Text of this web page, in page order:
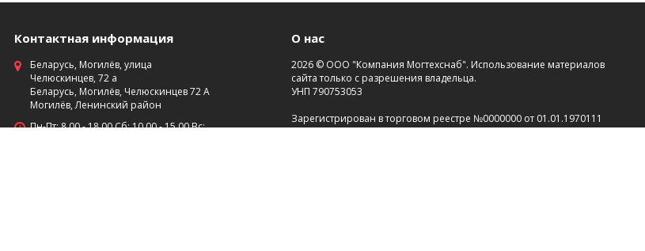
Контактная информация
Беларусь, Могилёв, улица
Челюскинцев, 72 а
Беларусь, Могилёв, Челюскинцев 72 А
Могилёв, Ленинский район
Пн-Пт: 8 00 - 18 00 Сб: 10 00 - 15 00 Вс:
О нас
2026 © ООО "Компания Могтехснаб". Использование материалов
сайта только с разрешения владельца.
УНП 790753053
Зарегистрирован в торговом реестре №0000000 от 01.01.1970111